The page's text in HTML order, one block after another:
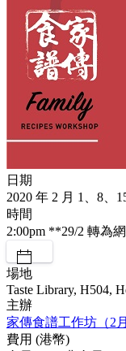
日期
2020 年 2 月 1、8、
時間
2:00pm **29/2 轉為
場地
Taste Library, H504,
主辦
家傳食譜工作坊（2
費用 (港幣)